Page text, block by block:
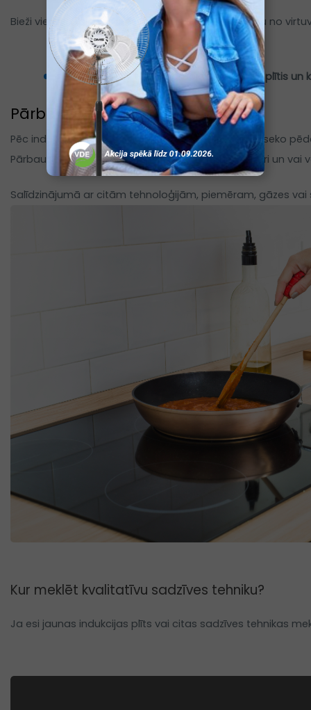
Bieži vien ir nepieciešams nodrošināt gaisa plūsmu no
Informāciju par to, kā darbojas indukcijas plītis
Pārbaude un pirmā lietošana
Pēc indukcijas plīts uzstādīšanas un pieslēgšanas seko
Pārbaudes laikā jāpārliecinās, vai iedegas indikatori un
Salīdzinājumā ar citām tehnoloģijām, piemēram, gāzes
Kur meklēt kvalitatīvu sadzīves tehniku?
Ja esi jaunas indukcijas plīts vai citas sadzīves tehnikas